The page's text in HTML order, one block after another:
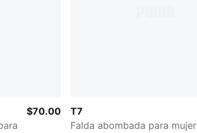
$70.00
T7
Falda abombada para mujer